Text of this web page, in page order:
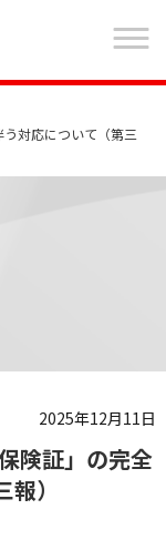
対応について（第三
2025年12月11日
険証」の完全
）